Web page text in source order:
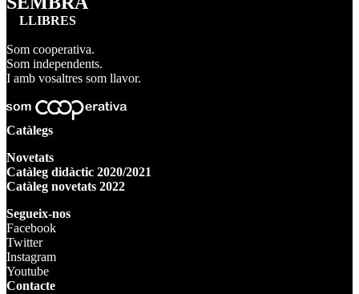
LLIBRES
Som cooperativa.
Som independents.
I amb vosaltres som llavor.
Catàlegs
Novetats
Catàleg didàctic 2020/2021
Catàleg novetats 2022
Segueix-nos
Facebook
Twitter
Instagram
Youtube
Contacte